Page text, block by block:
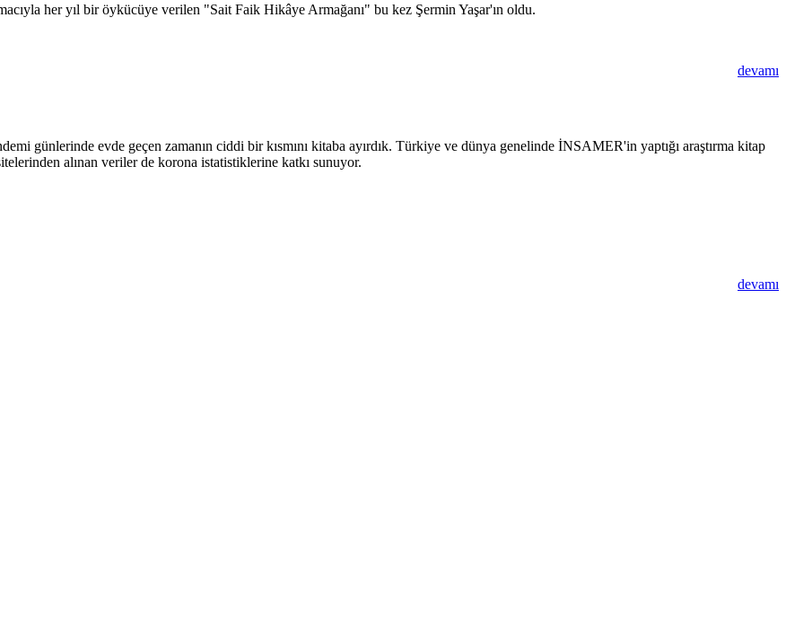
her yıl bir öykücüye verilen "Sait Faik Hikâye Armağanı" bu kez Şermin Yaşar'ın oldu.
devamı
günlerinde evde geçen zamanın ciddi bir kısmını kitaba ayırdık. Türkiye ve dünya genelinde İNSAMER'in yaptığı araştırma kitap
alınan veriler de korona istatistiklerine katkı sunuyor.
devamı